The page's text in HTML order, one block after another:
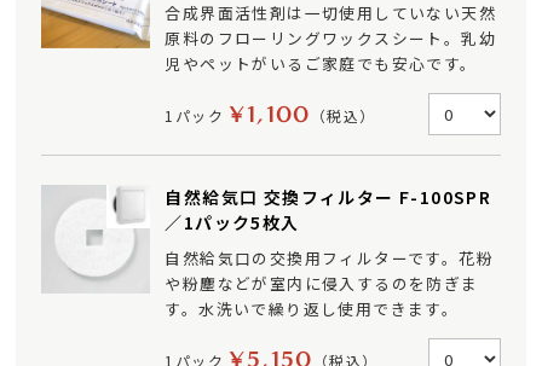
合成界面活性剤は一切使用していない天然
原料のフローリングワックスシート。乳幼
児やペットがいるご家庭でも安心です。
1パック ¥1,100 （税込）
自然給気口 交換フィルター F-100SPR
／1パック5枚入
自然給気口の交換用フィルターです。花粉
や粉塵などが室内に侵入するのを防ぎま
す。水洗いで繰り返し使用できます。
1パック ¥5,150 （税込）